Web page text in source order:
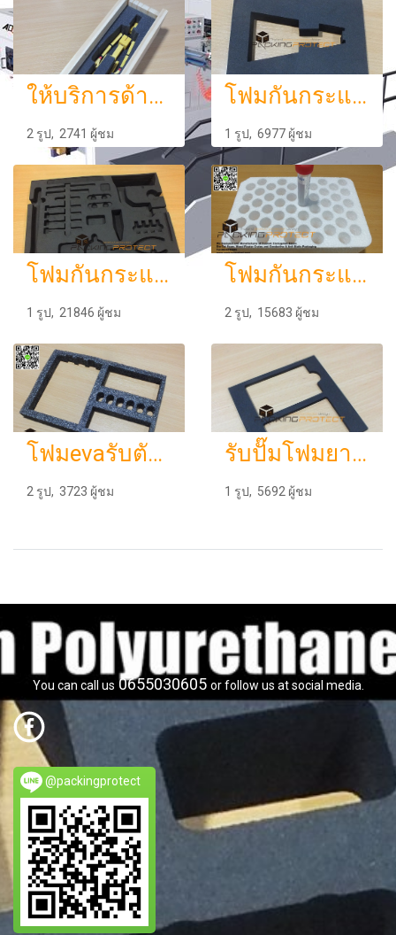
ให้บริการด้านรับตัดโฟมตัดฟองน้ำ(dicut) ปั๊มโฟมออกแบบแม่พิมพ์ ไดคัทตามแบบรับตัดฟองน้ำpu foam ฟองน้ำวิทยาศาสตร์บริการตัดโฟมอีวีเอ(eva foam)โฟมกันกระแทกโฟมpuตัดโฟมบรรจุภัณฑ์ออกแบบโฟมกันกระแทกยางกันกระแทกสำหรับสินค้ารับผลิตแพคเกจจิ้งโฟมทุกรูปแบบด้วยเครื่องจัก
2 รูป, 2741 ผู้ชม
โฟมกันกระแทกeva แผ่นโฟมยาง eva ราคาถูก
1 รูป, 6977 ผู้ชม
โฟมกันกระแทกกล่องเครื่องมือช่าง
1 รูป, 21846 ผู้ชม
โฟมกันกระแทกepsขึ้นรูปตามแบบสินค้าราคาโรงงาน
2 รูป, 15683 ผู้ชม
โฟมevaรับตัดฟองน้ำตามแบบตัดโฟมeva ราคาถูกจำหน่ายโฟมกันกระแทกโฟมpu รับผลิตโฟมบรรจุภัณฑ์โฟมบรรจุกันกระแทกสำหรับสินค้า รับตัดฟองน้ำตามแบบตัดโฟมeva ราคาถูกจำหน่ายโฟมกันกระแทกโฟมpu รับผลิตโฟมบรรจุภัณฑ์โฟมบรรจุกันกระแทกสำหรับสินค้า
2 รูป, 3723 ผู้ชม
รับปั๊มโฟมยาง eva ออกแบบแม่พิพม์ ไฮดรอลิก
1 รูป, 5692 ผู้ชม
You can call us 0655030605 or follow us at social media.
@packingprotect